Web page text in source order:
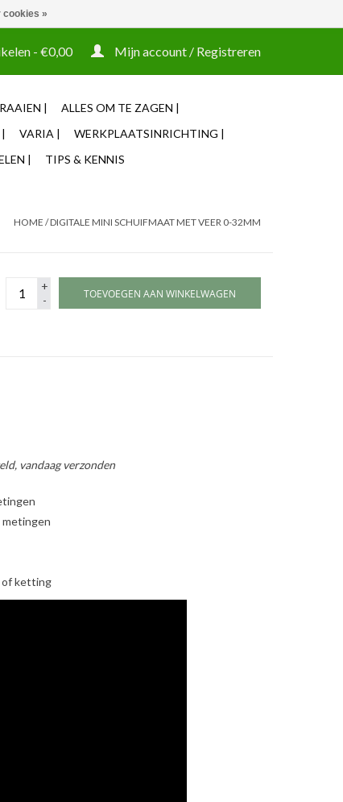
- €0,00 Mijn account / Registreren
|
ALLES OM TE ZAGEN |
VARIA |
WERKPLAATSINRICHTING |
| TIPS & KENNIS
HOME /DIGITALE MINI SCHUIFMAAT MET VEER 0-32MM
+
-
TOEVOEGEN AAN WINKELWAGEN
vandaag verzonden
metingen
of ketting
cookies »ook machines Zakelijke login mogelijk